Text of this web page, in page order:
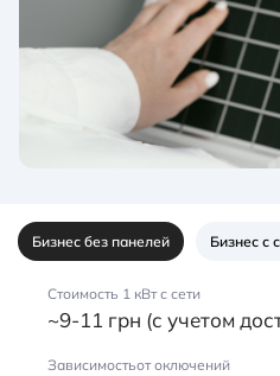
Бизнес без панелей Бизнес с
Стоимость 1 кВт с сети
~9-11 грн (с учетом
Зависимостьот оключений